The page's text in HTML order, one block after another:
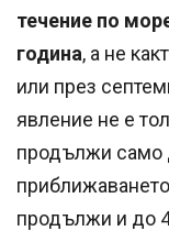
течение по
година, а не
или през
явление не е
продължи само
продължи и до